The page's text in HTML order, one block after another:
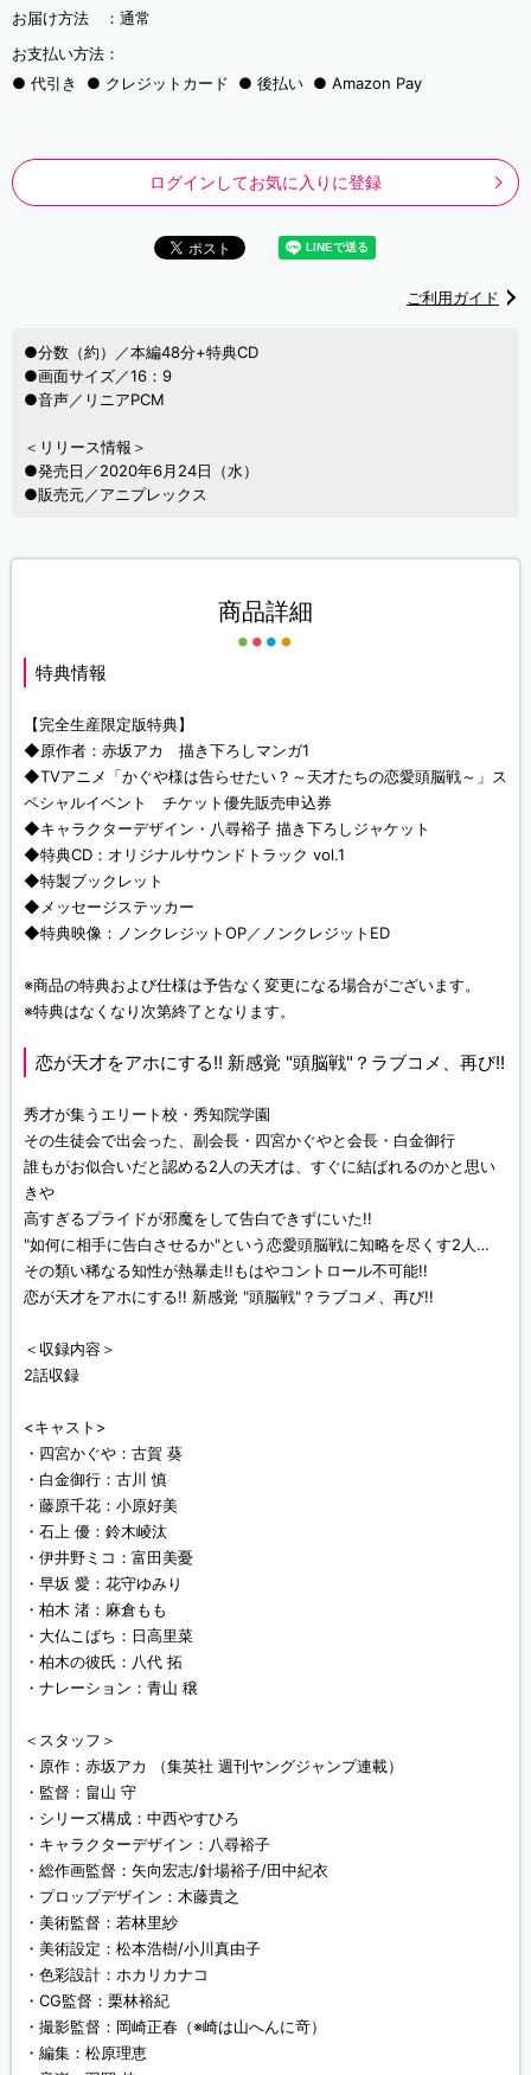
お届け方法 ： 通常
お支払い方法：
代引き
クレジットカード 後払い Amazon Pay
ログインしてお気に入りに登録
ご利用ガイド
●分数（約）／本編48分+特典CD
●画面サイズ／16：9
●音声／リニアPCM
＜リリース情報＞
●発売日／2020年6月24日（水）
●販売元／アニプレックス
商品詳細
特典情報
【完全生産限定版特典】
◆原作者：赤坂アカ 描き下ろしマンガ1
◆TVアニメ「かぐや様は告らせたい？～天才たちの恋愛頭脳戦～」ス
ペシャルイベント チケット優先販売申込券
◆キャラクターデザイン・八尋裕子 描き下ろしジャケット
◆特典CD：オリジナルサウンドトラック vol.1
◆特製ブックレット
◆メッセージステッカー
◆特典映像：ノンクレジットOP／ノンクレジットED
※商品の特典および仕様は予告なく変更になる場合がございます。
※特典はなくなり次第終了となります。
恋が天才をアホにする!! 新感覚 "頭脳戦"？ラブコメ、再び!!
秀才が集うエリート校・秀知院学園
その生徒会で出会った、副会長・四宮かぐやと会長・白金御行
誰もがお似合いだと認める2人の天才は、すぐに結ばれるのかと思い
きや
高すぎるプライドが邪魔をして告白できずにいた!!
"如何に相手に告白させるか"という恋愛頭脳戦に知略を尽くす2人…
その類い稀なる知性が熱暴走!!もはやコントロール不可能!!
恋が天才をアホにする!! 新感覚 "頭脳戦"？ラブコメ、再び!!
＜収録内容＞
2話収録
<キャスト>
・四宮かぐや：古賀 葵
・白金御行：古川 慎
・藤原千花：小原好美
・石上 優：鈴木崚汰
・伊井野ミコ：富田美憂
・早坂 愛：花守ゆみり
・柏木 渚：麻倉もも
・大仏こばち：日高里菜
・柏木の彼氏：八代 拓
・ナレーション：青山 穣
＜スタッフ＞
・原作：赤坂アカ （集英社 週刊ヤングジャンプ連載）
・監督：畠山 守
・シリーズ構成：中西やすひろ
・キャラクターデザイン：八尋裕子
・総作画監督：矢向宏志/針場裕子/田中紀衣
・プロップデザイン：木藤貴之
・美術監督：若林里紗
・美術設定：松本浩樹/小川真由子
・色彩設計：ホカリカナコ
・CG監督：栗林裕紀
・撮影監督：岡崎正春（※崎は山へんに竒）
・編集：松原理恵